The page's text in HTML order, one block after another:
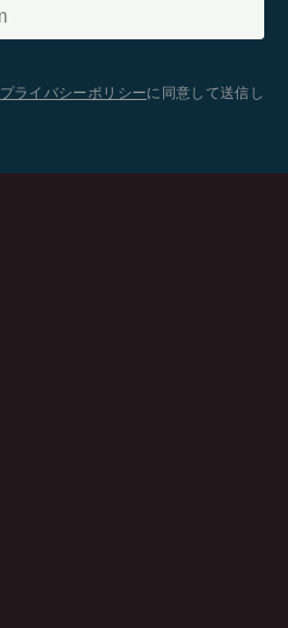
プライバシーポリシーに同意して送信し